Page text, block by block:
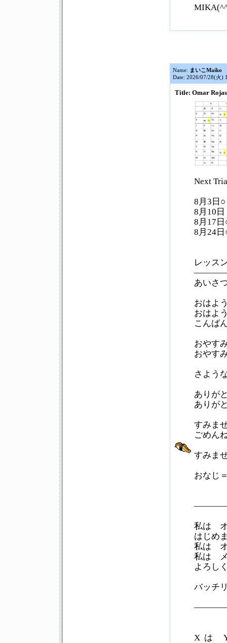
Name: まいこMaiko
Date: 2026/07/28(火)
Title: Omar
Next
8月3日○
8月10
8月17日
8月24日
レッス
あいさ
おはよ
おはよ
こんば
おやす
おやす
さよう
ありが
ありが
すみま
ごめん
すみま
おなじ
私は
はじめ
私は オ
私は メ
よろし
バッチ
X は Y